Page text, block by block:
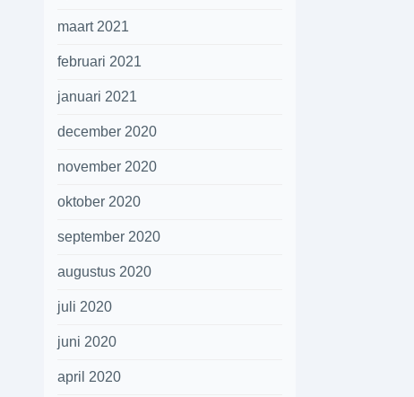
maart 2021
februari 2021
januari 2021
december 2020
november 2020
oktober 2020
september 2020
augustus 2020
juli 2020
juni 2020
april 2020